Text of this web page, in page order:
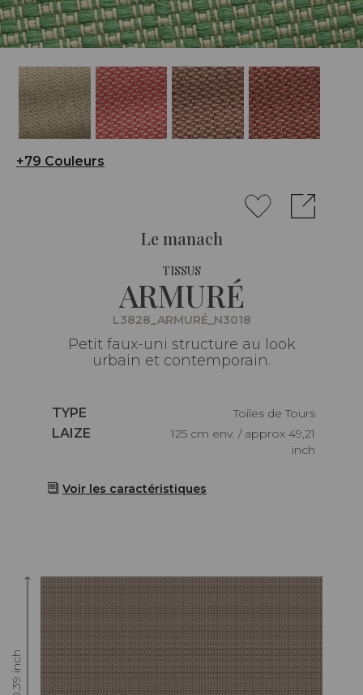
+79 Couleurs
Le manach
TISSUS
ARMURÉ
L3828_ARMURÉ_N3018
Petit faux-uni structure au look
urbain et contemporain.
Caractéristiques
TYPE
Toiles de Tours
Caractéristiques
LAIZE
125 cm env. / approx 49,21
inch
Voir les caractéristiques